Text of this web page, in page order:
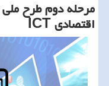
مرحله دوم طرح
اقتصادی ICT